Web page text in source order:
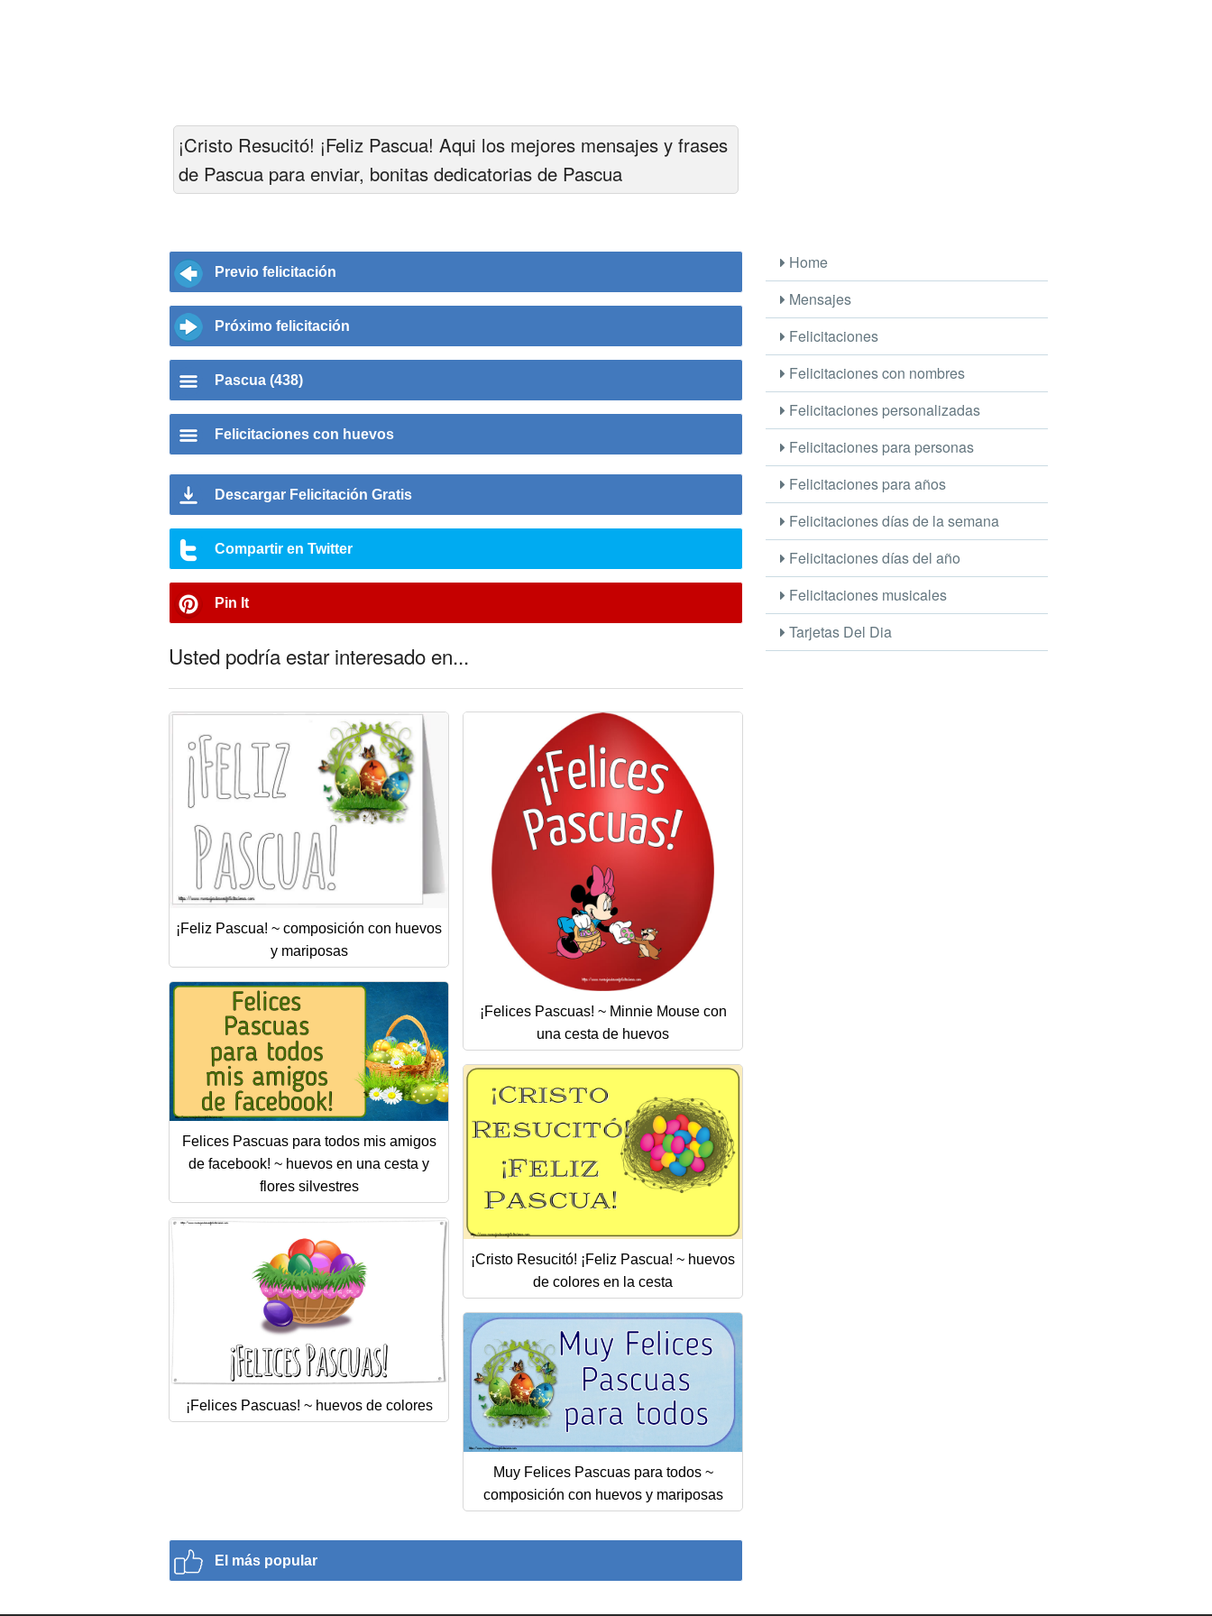
¡Cristo Resucitó! ¡Feliz Pascua! Aqui los mejores mensajes y frases
de Pascua para enviar, bonitas dedicatorias de Pascua
Previo felicitación
Próximo felicitación
Pascua (438)
Felicitaciones con huevos
Descargar Felicitación Gratis
Compartir en Twitter
Pin It
Usted podría estar interesado en...
¡Feliz Pascua! ~ composición con huevos
y mariposas
¡Felices Pascuas! ~ Minnie Mouse con
una cesta de huevos
Felices Pascuas para todos mis amigos
de facebook! ~ huevos en una cesta y
flores silvestres
¡Cristo Resucitó! ¡Feliz Pascua! ~ huevos
de colores en la cesta
¡Felices Pascuas! ~ huevos de colores
Muy Felices Pascuas para todos ~
composición con huevos y mariposas
El más popular
Home
Mensajes
Felicitaciones
Felicitaciones con nombres
Felicitaciones personalizadas
Felicitaciones para personas
Felicitaciones para años
Felicitaciones días de la semana
Felicitaciones días del año
Felicitaciones musicales
Tarjetas Del Dia